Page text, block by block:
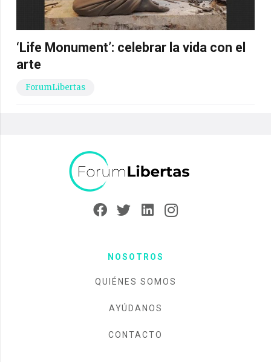
‘Life Monument’: celebrar la vida con el
arte
ForumLibertas
NOSOTROS
QUIÉNES SOMOS
AYÚDANOS
CONTACTO